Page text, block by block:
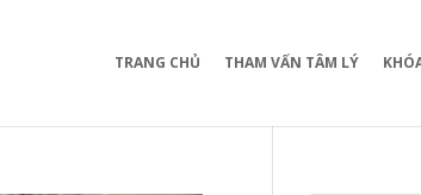
TRANG CHỦ THAM VẤN TÂM LÝ